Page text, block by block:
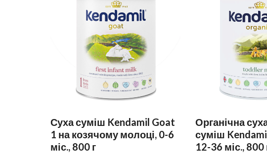
Суха суміш Kendamil Goat
1 на козячому молоці, 0-6
міс., 800 г
Органічна
суміш
12-36 міс., 800